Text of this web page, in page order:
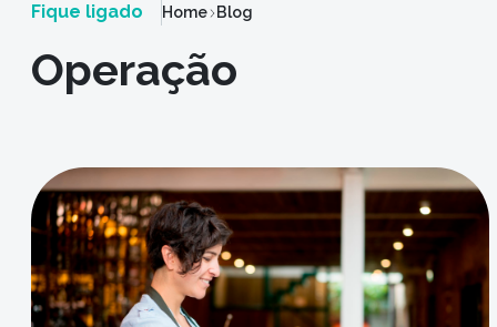
Fique ligado Home Blog
Operação